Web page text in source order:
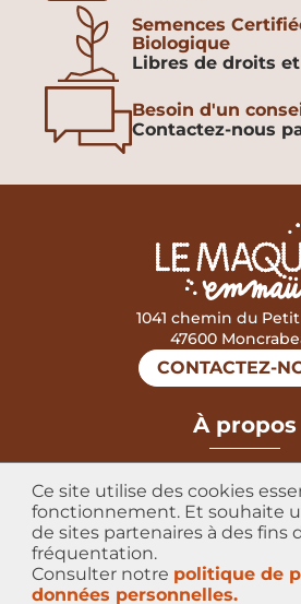
Ce site utilise des cookies
fonctionnement. Et souhaite
de sites partenaires à des fins
fréquentation.
Consulter notre politique de
données personnelles.
Semences
Biologique
Libres de droits
Besoin d'un
Contactez-nous
1041 chemin du
47600
CONTACTEZ-
À propos
Données
Conditions Générales
Certificat